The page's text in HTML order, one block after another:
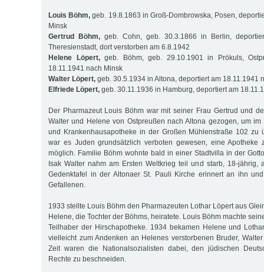
Louis Böhm, geb. 19.8.1863 in Groß-Dombrowska, Posen,
Minsk
Gertrud Böhm, geb. Cohn, geb. 30.3.1866 in Berlin,
Theresienstadt, dort verstorben am 6.8.1942
Helene Löpert,geb. Böhm, geb. 29.10.1901 in Prökuls,
18.11.1941 nach Minsk
Walter Löpert, geb. 30.5.1934 in Altona, deportiert am 18.11.1941
Elfriede Löpert, geb. 30.11.1936 in Hamburg, deportiert am
Der Pharmazeut Louis Böhm war mit seiner Frau Gertrud und
Walter und Helene von Ostpreußen nach Altona gezogen, um
und Kranken­hausapotheke in der Großen Mühlenstraße 102 zu
war es Juden grundsätzlich verboten gewesen, eine Apotheke
möglich. Familie Böhm wohnte bald in einer Stadtvilla in der
Isak Walter nahm am Ersten Weltkrieg teil und starb, 18-jährig,
Gedenktafel in der Altonaer St. Pauli Kirche erinnert an ihn
Gefallenen.
1933 stellte Louis Böhm den Pharmazeuten Lothar Löpert aus
Helene, die Tochter der Böhms, heiratete. Louis Böhm machte
Teilhaber der Hirschapotheke. 1934 be­kamen Helene und
vielleicht zum Andenken an Helenes verstorbenen Bruder,
Zeit waren die Nationalsozialisten dabei, den jüdischen
Rechte zu beschneiden.